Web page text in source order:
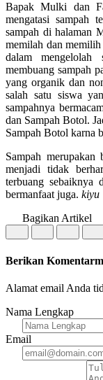
Bapak Mulki dan
mengatasi sampah
sampah di halaman
memilah dan memilih
dalam
membuang sampah
yang organik dan
salah satu siswa
sampahnya
dan Sampah Botol.
Sampah Botol karna
Sampah
menjadi tidak
terbuang sebaiknya
bermanfaat juga. kiyu
Bagikan Artikel
Berikan
Alamat email Anda
Nama Lengkap
Email